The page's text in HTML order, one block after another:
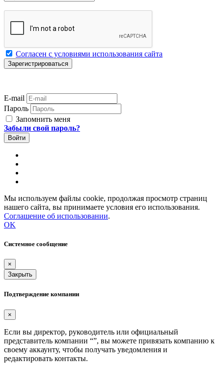
Согласен с условиями использования сайта
E-mail
Пароль
Запомнить меня
Забыли свой пароль?
Мы используем файлы cookie, продолжая просмотр страниц
нашего сайта, вы принимаете условия его использования.
Соглашение об использовании.
OK
Системное сообщение
×
Закрыть
Подтверждение компании
×
Если вы директор, руководитель или официальный
представитель компании “”, вы можете привязать компанию к
своему аккаунту, чтобы получать уведомления и
редактировать контакты.